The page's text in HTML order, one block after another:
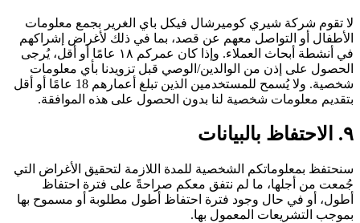
لا تقوم شركة شيري كوميرشال فيكل باي الغرير بجمع معلومات
الأطفال أو التواصل معهم عن قصد، بما في ذلك لأغراض إشراكهم
في أنشطة أبحاث العملاء. وإذا كان عمركم ١٨ عامًا أو أقل، يُرجى
الحصول على إذن من الوالدين/الوصي قبل تزويدنا بأي معلومات
شخصية. ولا يُسمح للمستخدمين الذين تبلغ أعمارهم 18 عامًا أو أقل
بتقديم معلومات شخصية لنا بدون الحصول على هذه الموافقة.
٩. الاحتفاظ بالبيانات
سنحتفظ بمعلوماتكم الشخصية للمدة اللازمة لتحقيق الأغراض التي
جُمعت من أجلها، ما لم نتفق معكم صراحةً على فترة احتفاظ
أطول، أو في حال وجود فترة احتفاظ أطول مطلوبة أو مسموح بها
بموجب التشريعات المعمول بها.